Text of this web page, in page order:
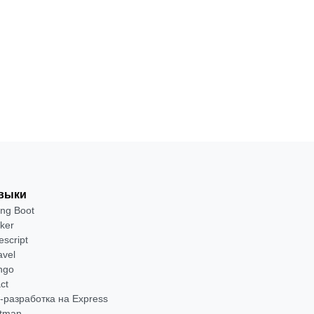
и
Boot
разработка на Express